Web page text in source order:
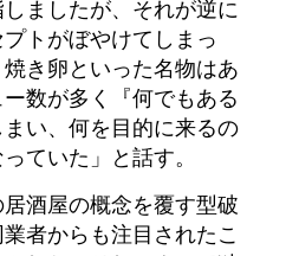
ましたが、それが逆に
トがぼやけてしまっ
き卵といった名物はあ
数が多く『何でもある
い、何を目的に来るの
ていた」と話す。
酒屋の概念を覆す型破
者からも注目されたこ